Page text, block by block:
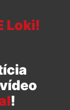
Loki!
!